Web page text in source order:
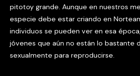
pitotoy grande. Aunque en nuestros
especie debe estar criando en
individuos se pueden ver en esa
jóvenes que aún no están lo bastante
sexualmente para reproducirse.